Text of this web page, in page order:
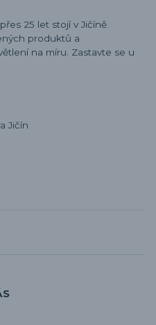
25 let stojí v Jičíně.
produktů a
na míru. Zastavte se u